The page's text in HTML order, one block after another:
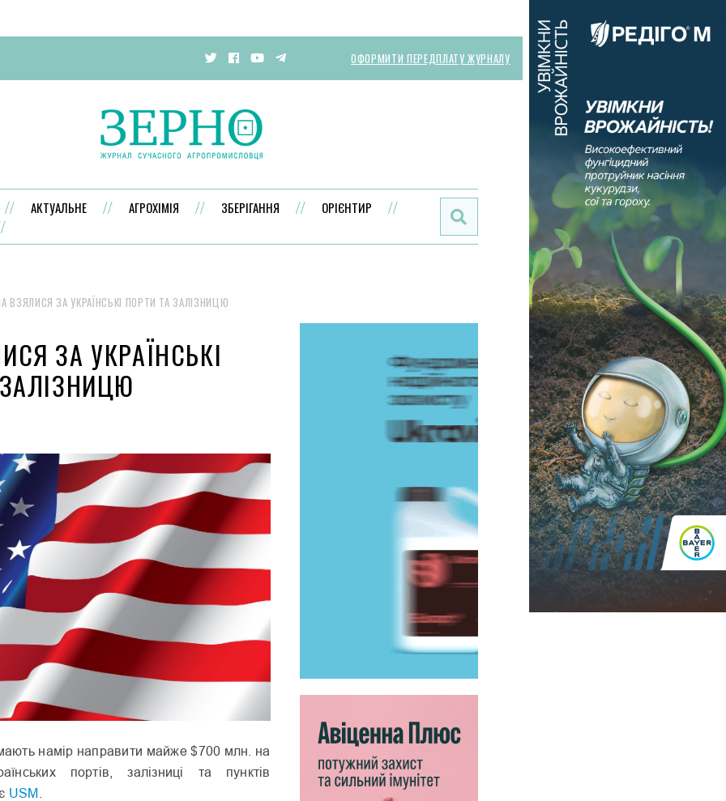
ОФОРМИТИ ПЕРЕДПЛАТУ ЖУРНАЛУ
АКТУАЛЬНЕ АГРОХІМІЯ ЗБЕРІГАННЯ
ОРІЄНТИР
ВЗЯЛИСЯ ЗА УКРАЇНСЬКІ ПОРТИ ТА ЗАЛІЗНИЦЮ
ЗА УКРАЇНСЬКІ
намір направити майже $700 млн. на
портів, залізниці та пунктів
USM